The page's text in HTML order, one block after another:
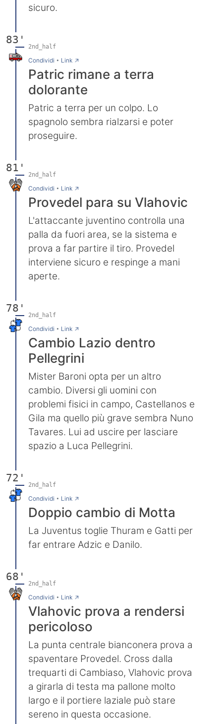
sicuro.
83'
2nd_half
Condividi • Link→
Patric rimane a terra
dolorante
Patric a terra per un colpo. Lo
spagnolo sembra rialzarsi e poter
proseguire.
81'
2nd_half
Condividi • Link→
Provedel para su Vlahovic
L'attaccante juventino controlla una
palla da fuori area, se la sistema e
prova a far partire il tiro. Provedel
interviene sicuro e respinge a mani
aperte.
78'
2nd_half
Condividi • Link→
Cambio Lazio dentro
Pellegrini
Mister Baroni opta per un altro
cambio. Diversi gli uomini con
problemi fisici in campo, Castellanos e
Gila ma quello più grave sembra Nuno
Tavares. Lui ad uscire per lasciare
spazio a Luca Pellegrini.
72'
2nd_half
Condividi • Link→
Doppio cambio di Motta
La Juventus toglie Thuram e Gatti per
far entrare Adzic e Danilo.
68'
2nd_half
Condividi • Link→
Vlahovic prova a rendersi
pericoloso
La punta centrale bianconera prova a
spaventare Provedel. Cross dalla
trequarti di Cambiaso, Vlahovic prova
a girarla di testa ma pallone molto
largo e il portiere laziale può stare
sereno in questa occasione.